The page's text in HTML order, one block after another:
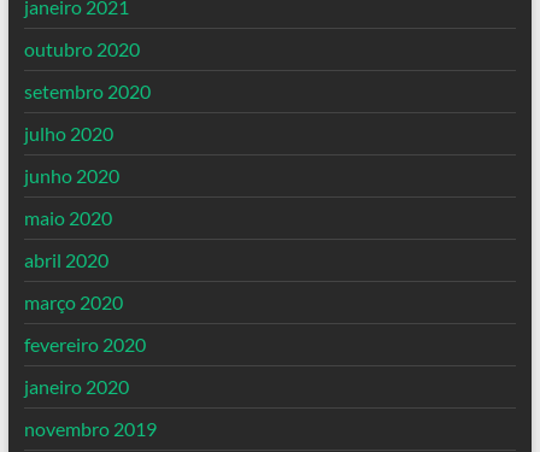
janeiro 2021
outubro 2020
setembro 2020
julho 2020
junho 2020
maio 2020
abril 2020
março 2020
fevereiro 2020
janeiro 2020
novembro 2019